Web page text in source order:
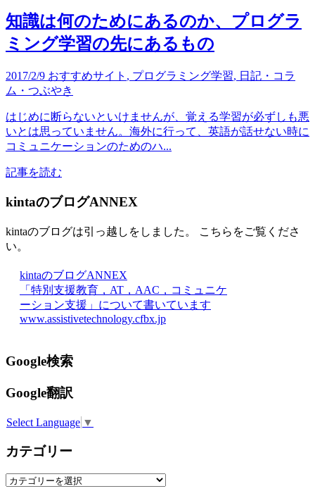
知識は何のためにあるのか、プログラ
ミング学習の先にあるもの
2017/2/9 おすすめサイト , プログラミング学習, 日記・コラ
ム・つぶやき
はじめに断らないといけませんが、覚える学習が必ずしも悪
いとは思っていません。海外に行って、英語が話せない時に
コミュニケーションのためのハ...
記事を読む
kintaのブログANNEX
kintaのブログは引っ越しをしました。 こちらをご覧くださ
い。
kintaのブログANNEX
「特別支援教育，AT，AAC，コミュニケ
ーション支援」について書いています
www.assistivetechnology.cfbx.jp
Google検索
Google翻訳
Select Language ▼
カテゴリー
カ